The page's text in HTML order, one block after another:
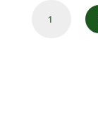
BAMBUSZ
FOGKEFE